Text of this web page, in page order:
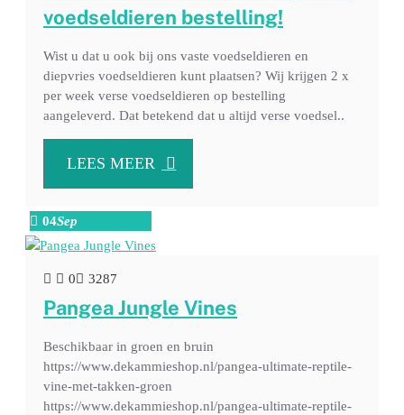
voedseldieren bestelling!
Wist u dat u ook bij ons vaste voedseldieren en
diepvries voedseldieren kunt plaatsen? Wij krijgen 2 x
per week verse voedseldieren op bestelling
aangeleverd. Dat betekend dat u altijd verse voedsel..
LEES MEER
04Sep
0 3287
Pangea Jungle Vines
Beschikbaar in groen en bruin
https://www.dekammieshop.nl/pangea-ultimate-reptile-
vine-met-takken-groen
https://www.dekammieshop.nl/pangea-ultimate-reptile-